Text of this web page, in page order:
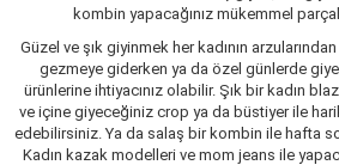
kombin yapacağınız mükemmel
Güzel ve şık giyinmek her kadının
gezmeye giderken ya da özel günlerde
ürünlerine ihtiyacınız olabilir. Şık bir kadın
ve içine giyeceğiniz crop ya da büstiyer ile
edebilirsiniz. Ya da salaş bir kombin ile hafta
Kadın kazak modelleri ve mom jeans ile